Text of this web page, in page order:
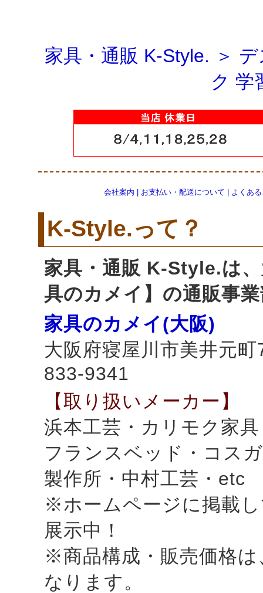
家具・通販 K-Style. ＞ デ
ク 学
会社案内 お支払い・配送について よくあ
K-Style.って？
家具・通販 K-Style.は
具のカメイ】の通販事
家具のカメイ(大阪)
大阪府寝屋川市美井元
833-9341
【取り扱いメーカー】
浜本工芸・カリモク家
フランスベッド・コス
製作所・中村工芸・etc
※ホームページに掲載
展示中！
※商品構成・販売価格
なります。